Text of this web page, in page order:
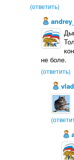
(ответить)
не боле.
(ответить)